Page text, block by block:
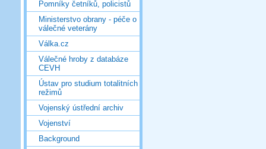
Pomníky četníků, policistů
Ministerstvo obrany - péče o
válečné veterány
Válka.cz
Válečné hroby z databáze
CEVH
Ústav pro studium totalitních
režimů
Vojenský ústřední archiv
Vojenství
Background